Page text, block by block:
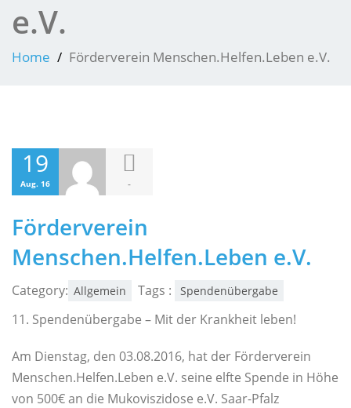
e.V.
Home Förderverein Menschen.Helfen.Leben e.V.
19
Aug. 16 -
Förderverein
Menschen.Helfen.Leben e.V.
Category: Allgemein Tags : Spendenübergabe
11. Spendenübergabe – Mit der Krankheit leben!
Am Dienstag, den 03.08.2016, hat der Förderverein
Menschen.Helfen.Leben e.V. seine elfte Spende in Höhe
von 500€ an die Mukoviszidose e.V. Saar-Pfalz